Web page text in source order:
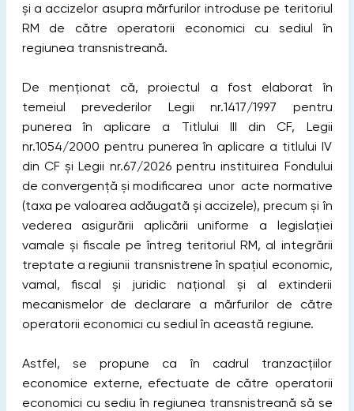
și a accizelor asupra mărfurilor introduse pe teritoriul
RM de către operatorii economici cu sediul în
regiunea transnistreană.
De menționat că, proiectul a fost elaborat în
temeiul prevederilor Legii nr.1417/1997 pentru
punerea în aplicare a Titlului III din CF, Legii
nr.1054/2000 pentru punerea în aplicare a titlului IV
din CF și Legii nr.67/2026 pentru instituirea Fondului
de convergență şi modificarea unor acte normative
(taxa pe valoarea adăugată şi accizele), precum și în
vederea asigurării aplicării uniforme a legislației
vamale și fiscale pe întreg teritoriul RM, al integrării
treptate a regiunii transnistrene în spațiul economic,
vamal, fiscal și juridic național și al extinderii
mecanismelor de declarare a mărfurilor de către
operatorii economici cu sediul în această regiune.
Astfel, se propune ca în cadrul tranzacțiilor
economice externe, efectuate de către operatorii
economici cu sediu în regiunea transnistreană să se